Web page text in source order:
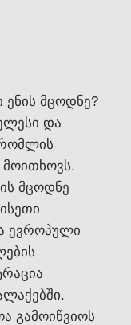
მცოდნე?
და
მცოდნე
ევროპული
გამოიწვიოს